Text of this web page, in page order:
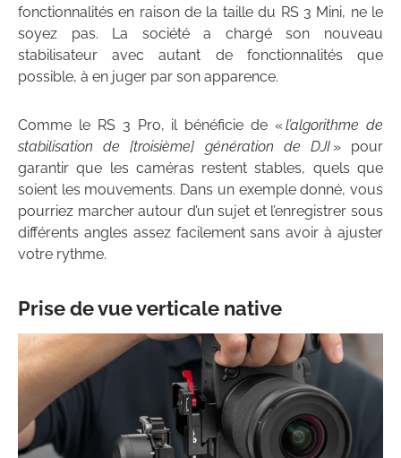
fonctionnalités en raison de la taille du RS 3 Mini, ne le
soyez pas. La société a chargé son nouveau
stabilisateur avec autant de fonctionnalités que
possible, à en juger par son apparence.
Comme le RS 3 Pro, il bénéficie de «l’algorithme de
stabilisation de [troisième] génération de DJI» pour
garantir que les caméras restent stables, quels que
soient les mouvements. Dans un exemple donné, vous
pourriez marcher autour d’un sujet et l’enregistrer sous
différents angles assez facilement sans avoir à ajuster
votre rythme.
Prise de vue verticale native